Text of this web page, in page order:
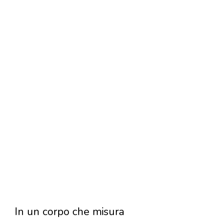
In un corpo che misura